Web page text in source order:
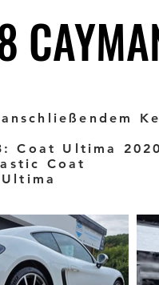
Coat Ultima
Coat